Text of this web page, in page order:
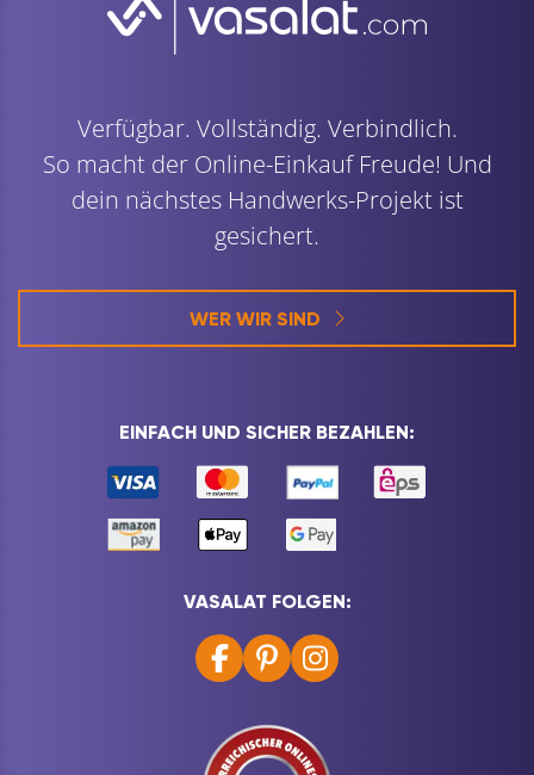
Verfügbar. Vollständig. Verbindlich.
So macht der Online-Einkauf Freude! Und
dein nächstes Handwerks-Projekt ist
gesichert.
WER WIR SIND
EINFACH UND SICHER BEZAHLEN:
VASALAT FOLGEN: